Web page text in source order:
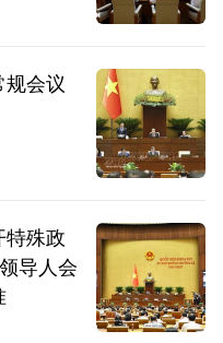
会议
特殊政
导人会